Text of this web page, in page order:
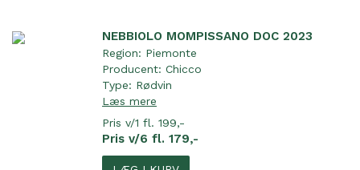
NEBBIOLO MOMPISSANO DOC 2023
Region: Piemonte
Producent: Chicco
Type: Rødvin
Læs mere
Pris v/1 fl. 199,-
Pris v/6 fl. 179,-